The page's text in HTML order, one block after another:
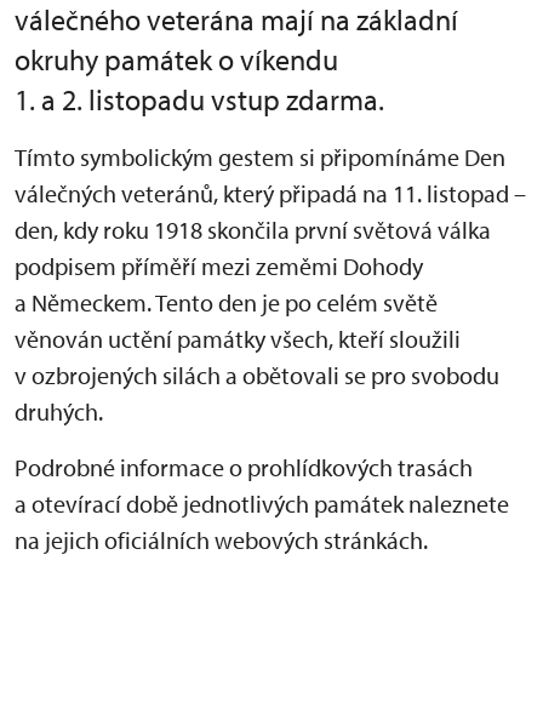
válečného veterána mají na základní
okruhy památek o víkendu
1. a 2. listopadu vstup zdarma.
Tímto symbolickým gestem si připomínáme Den
válečných veteránů, který připadá na 11. listopad –
den, kdy roku 1918 skončila první světová válka
podpisem příměří mezi zeměmi Dohody
a Německem. Tento den je po celém světě
věnován uctění památky všech, kteří sloužili
v ozbrojených silách a obětovali se pro svobodu
druhých.
Podrobné informace o prohlídkových trasách
a otevírací době jednotlivých památek naleznete
na jejich oficiálních webových stránkách.